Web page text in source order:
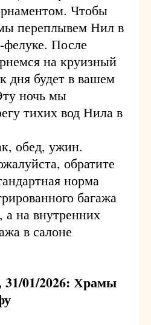
Чтобы
переплывем Нил в
фелуке. После
на круизный
дня будет в вашем
ночь мы
тихих вод Нила в
обед, ужин.
обратите
норма
багажа
а на внутренних
в салоне
31/01/2026: Храмы